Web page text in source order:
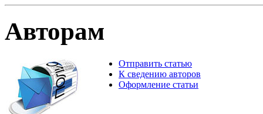
Авторам
Отправить статью
К сведению авторов
Оформление статьи